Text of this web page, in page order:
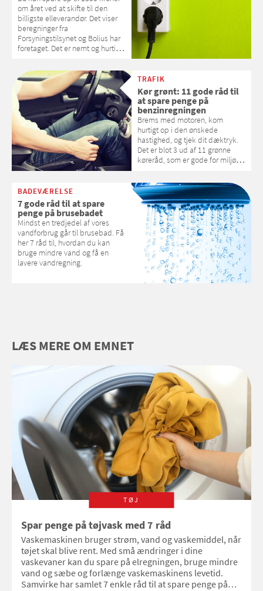
om året ved at skifte til den
billigste elleverandør. Det viser
beregninger fra
Forsyningstilsynet og Bolius har
foretaget. Det er nemt og hurtigt
hvordan
TRAFIK
Kør grønt: 11 gode råd til
at spare penge på
benzinregningen
Brems med motoren, kom
hurtigt op i den ønskede
hastighed, og tjek dit dæktryk.
Det er blot 3 ud af 11 grønne
køreråd, som er gode for miljøet,
dieselforbrug med 20 procent.
Læs de andre gode råd her.
BADEVÆRELSE
7 gode råd til at spare
penge på brusebadet
Mindst en tredjedel af vores
vandforbrug går til brusebad. Få
her 7 råd til, hvordan du kan
bruge mindre vand og få en
lavere vandregning.
LÆS MERE OM EMNET
TØJ
Spar penge på tøjvask med 7 råd
Vaskemaskinen bruger strøm, vand og vaskemiddel, når
tøjet skal blive rent. Med små ændringer i dine
vaskevaner kan du spare på elregningen, bruge mindre
vand og sæbe og forlænge vaskemaskinens levetid.
Samvirke har samlet 7 enkle råd til at spare penge på